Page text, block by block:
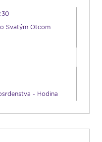
Svätým Otcom
- Hodina